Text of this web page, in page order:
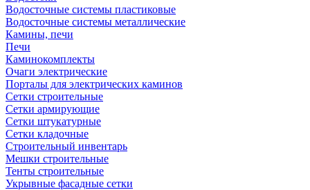
Водосточные системы пластиковые
Водосточные системы металлические
Камины, печи
Печи
Каминокомплекты
Очаги электрические
Порталы для электрических каминов
Сетки строительные
Сетки армирующие
Сетки штукатурные
Сетки кладочные
Строительный инвентарь
Мешки строительные
Тенты строительные
Укрывные фасадные сетки